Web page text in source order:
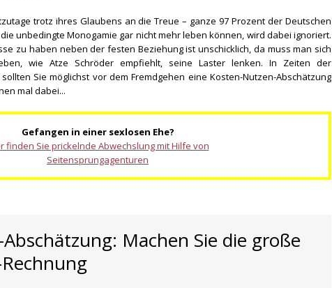
trotz ihres Glaubens an die Treue – ganze 97 Prozent der Deutschen
unbedingte Monogamie gar nicht mehr leben können, wird dabei ignoriert.
zu haben neben der festen Beziehung ist unschicklich, da muss man sich
wie Atze Schröder empfiehlt, seine Laster lenken. In Zeiten der
Sie möglichst vor dem Fremdgehen eine Kosten-Nutzen-Abschätzung
mal dabei...
Gefangen in einer sexlosen Ehe?
finden Sie prickelnde Abwechslung mit Hilfe von
Seitensprungagenturen
Machen Sie die große